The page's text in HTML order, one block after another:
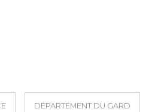
DÉPARTEMENT DU GARD